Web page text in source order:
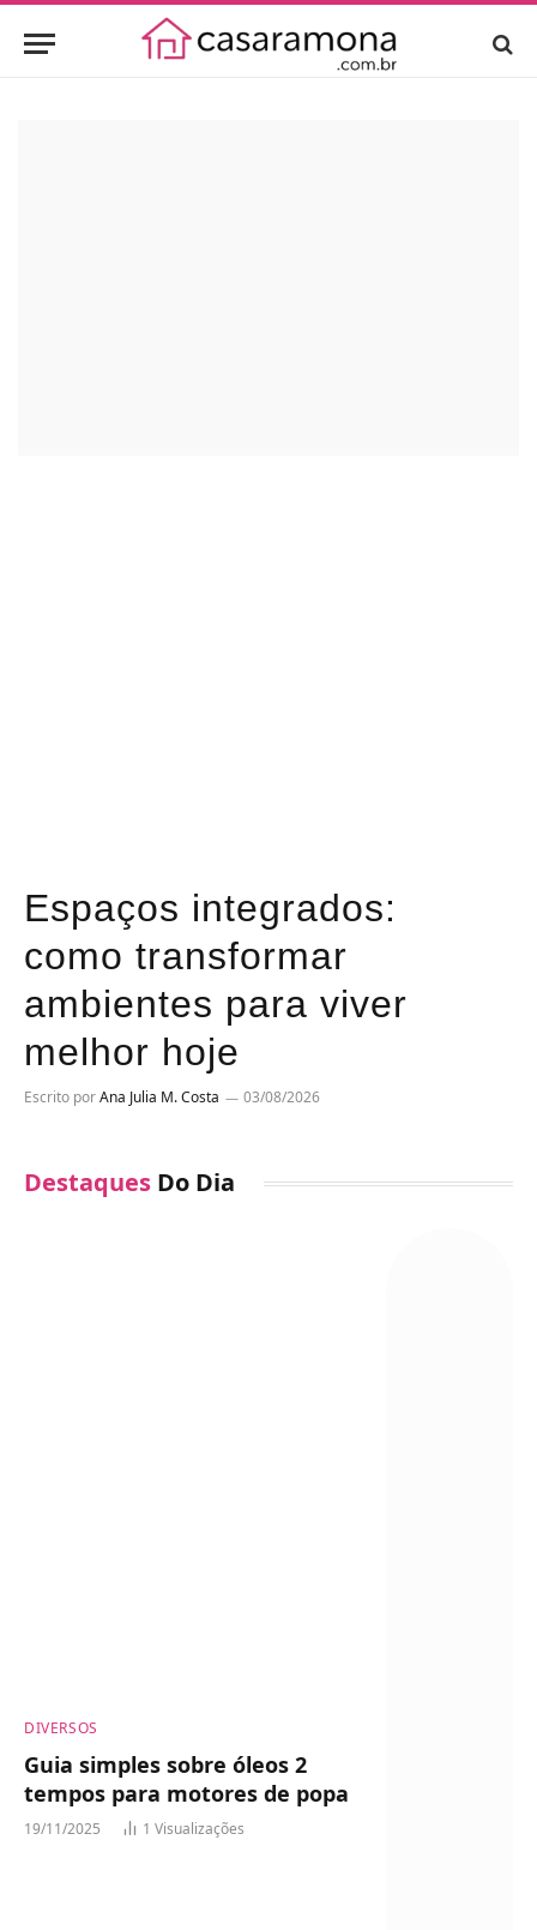
Espaços integrados:
como transformar
ambientes para viver
melhor hoje
Escrito porAna Julia M. Costa 03/08/2026
Destaques Do Dia
DIVERSOS
Guia simples sobre óleos 2
tempos para motores de popa
19/11/2025 1 Visualizações